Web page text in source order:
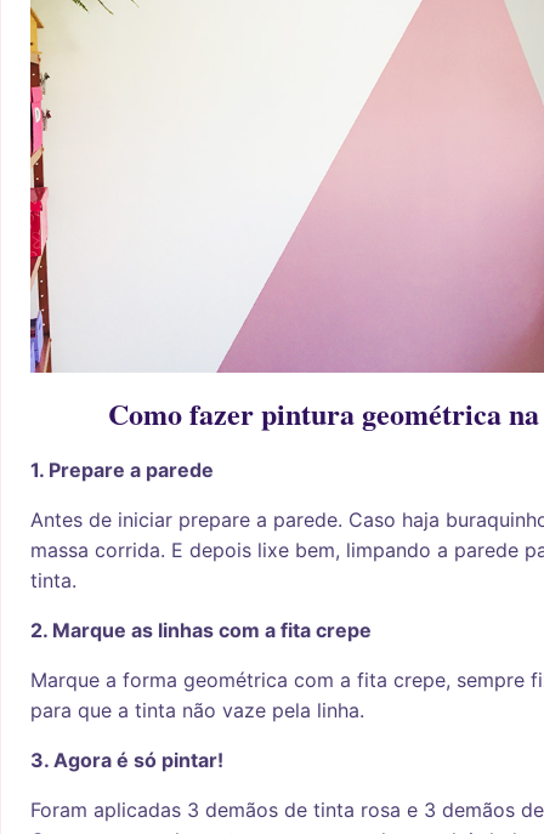
Como fazer pintura geométrica
1. Prepare a parede
Antes de iniciar prepare a parede. Caso haja
massa corrida. E depois lixe bem, limpando a parede
tinta.
2. Marque as linhas com a fita crepe
Marque a forma geométrica com a fita crepe, sempre
para que a tinta não vaze pela linha.
3. Agora é só pintar!
Foram aplicadas 3 demãos de tinta rosa e 3 demãos